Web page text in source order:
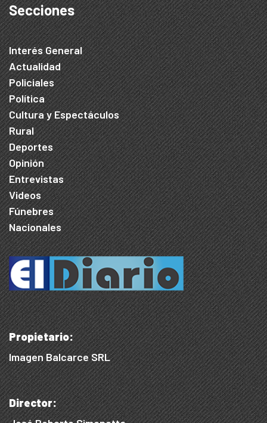
Secciones
Interés General
Actualidad
Policiales
Política
Cultura y Espectáculos
Rural
Deportes
Opinión
Entrevistas
Videos
Fúnebres
Nacionales
Propietario:
Imagen Balcarce SRL
Director: